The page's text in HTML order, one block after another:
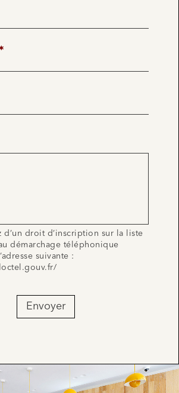
d’un droit d’inscription sur la liste
démarchage téléphonique
suivante :
Envoyer